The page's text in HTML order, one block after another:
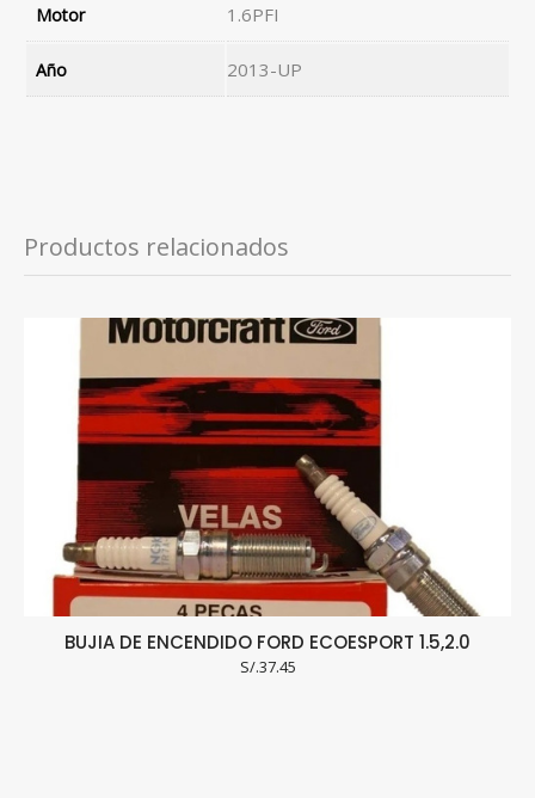
Motor 1.6PFI
Año 2013-UP
Productos relacionados
BUJIA DE ENCENDIDO FORD ECOESPORT 1.5,2.0
S/.37.45